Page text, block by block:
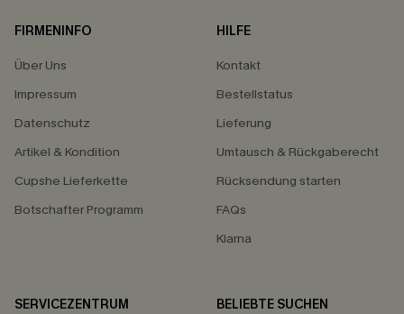
FIRMENINFO
Über Uns
Impressum
Datenschutz
Artikel & Kondition
Cupshe Lieferkette
Botschafter Programm
HILFE
Kontakt
Bestellstatus
Lieferung
Umtausch & Rückgaberecht
Rücksendung starten
FAQs
Klarna
SERVICEZENTRUM
BELIEBTE SUCHEN